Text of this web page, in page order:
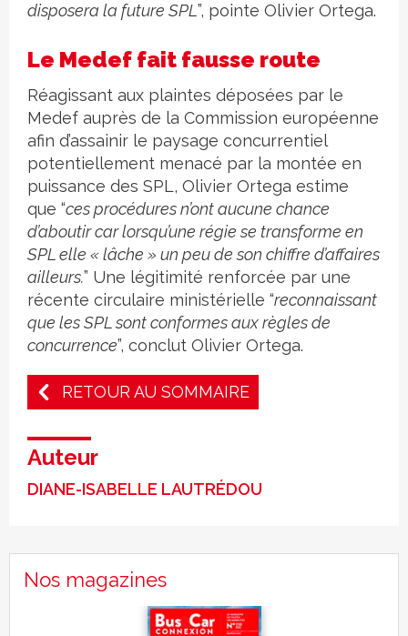
disposera la future SPL”, pointe Olivier Ortega.
Le Medef fait fausse route
Réagissant aux plaintes déposées par le
Medef auprès de la Commission européenne
afin d’assainir le paysage concurrentiel
potentiellement menacé par la montée en
puissance des SPL, Olivier Ortega estime
que “ces procédures n’ont aucune chance
d’aboutir car lorsqu’une régie se transforme en
SPL elle « lâche » un peu de son chiffre d’affaires
ailleurs.” Une légitimité renforcée par une
récente circulaire ministérielle “reconnaissant
que les SPL sont conformes aux règles de
concurrence”, conclut Olivier Ortega.
RETOUR AU SOMMAIRE
Auteur
DIANE-ISABELLE LAUTRÉDOU
Nos magazines